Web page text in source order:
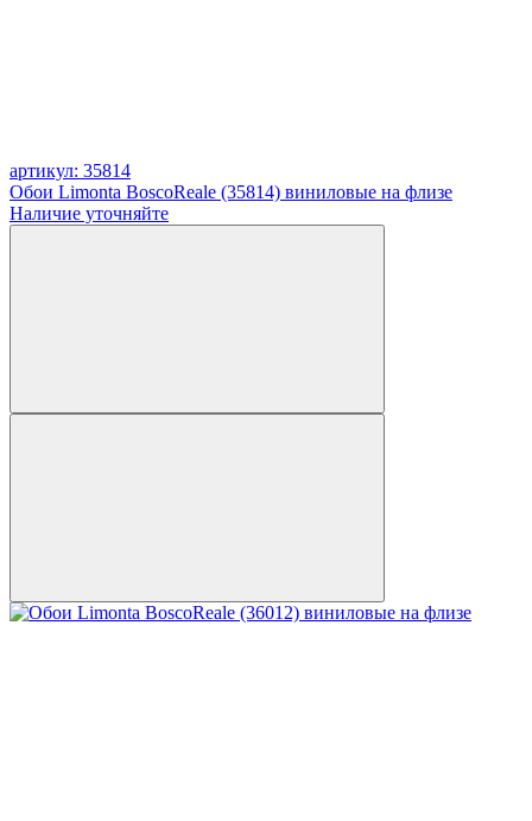
артикул: 35814
Обои Limonta BoscoReale (35814) виниловые на флизе
Наличие уточняйте